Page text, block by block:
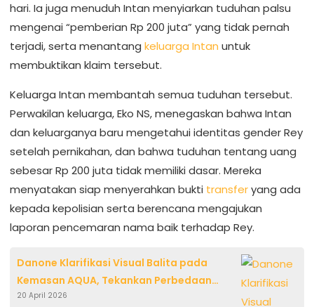
hari. Ia juga menuduh Intan menyiarkan tuduhan palsu
mengenai “pemberian Rp 200 juta” yang tidak pernah
terjadi, serta menantang keluarga Intan untuk
membuktikan klaim tersebut.
Keluarga Intan membantah semua tuduhan tersebut.
Perwakilan keluarga, Eko NS, menegaskan bahwa Intan
dan keluarganya baru mengetahui identitas gender Rey
setelah pernikahan, dan bahwa tuduhan tentang uang
sebesar Rp 200 juta tidak memiliki dasar. Mereka
menyatakan siap menyerahkan bukti transferyang ada
kepada kepolisian serta berencana mengajukan
laporan pencemaran nama baik terhadap Rey.
Danone Klarifikasi Visual Balita pada
Kemasan AQUA, Tekankan Perbedaan
Label Sekunder dan Utama
20 April 2026